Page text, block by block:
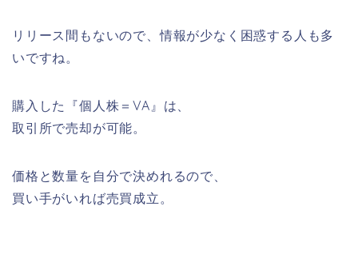
リリース間もないので、情報が少なく困惑する人も多
いですね。
購入した『個人株＝VA』は、
取引所で売却が可能。
価格と数量を自分で決めれるので、
買い手がいれば売買成立。